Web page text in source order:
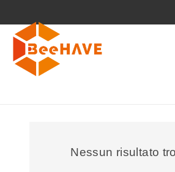
Nessun risultato